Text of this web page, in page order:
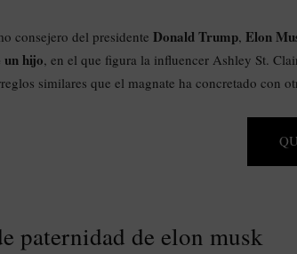
consejero del presidente Donald Trump, Elon
un hijo, en el que figura la influencer Ashley St.
similares que el magnate ha concretado con
paternidad de elon musk